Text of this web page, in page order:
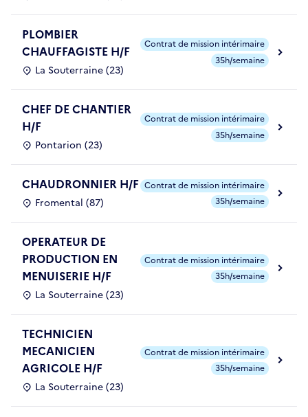
PLOMBIER
CHAUFFAGISTE H/F
La Souterraine (23)
Contrat de mission intérimaire
35h/semaine
CHEF DE CHANTIER
H/F
Pontarion (23)
Contrat de mission intérimaire
35h/semaine
CHAUDRONNIER H/F
Fromental (87)
Contrat de mission intérimaire
35h/semaine
OPERATEUR DE
PRODUCTION EN
MENUISERIE H/F
La Souterraine (23)
Contrat de mission intérimaire
35h/semaine
TECHNICIEN
MECANICIEN
AGRICOLE H/F
La Souterraine (23)
Contrat de mission intérimaire
35h/semaine